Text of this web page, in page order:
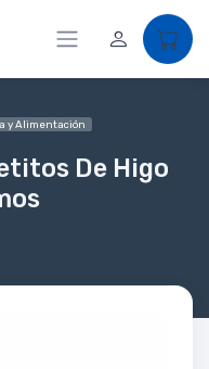
y Alimentación
De Higo